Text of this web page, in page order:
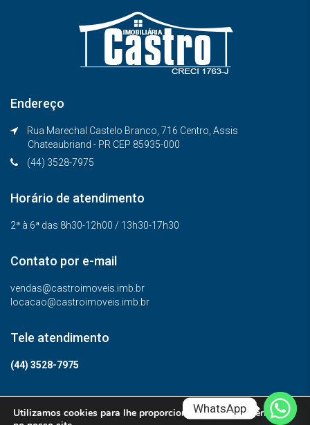
Endereço
Rua Marechal Castelo Branco, 716 Centro, Assis
Chateaubriand - PR CEP 85935-000
(44) 3528-7975
Horário de atendimento
2ª à 6ª das 8h30-12h00 / 13h30-17h30
Contato por e-mail
vendas@castroimoveis.imb.br
locacao@castroimoveis.imb.br
Tele atendimento
(44) 3528-7975
© Todos os direitos reservados.
Utilizamos cookies para lhe proporcionar a melhor experiência
WhatsApp